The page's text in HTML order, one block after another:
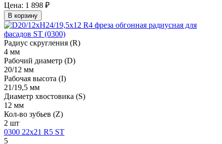
Цена: 1 898 ₽
В корзину
Радиус скругления (R)
4 мм
Рабочий диаметр (D)
20/12 мм
Рабочая высота (I)
21/19,5 мм
Диаметр хвостовика (S)
12 мм
Кол-во зубьев (Z)
2 шт
0300 22х21 R5 ST
5